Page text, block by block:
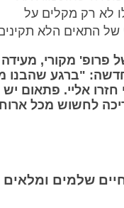
לא רק מקלים על
של התאים הלא
פרופ' מקורי,
"ברגע שהבנו
אליי. פתאום יש
לחשוש מכל
שלמים ומלאים